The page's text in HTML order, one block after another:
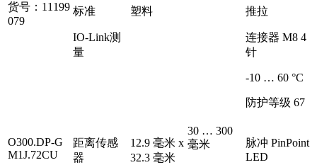
货号：11199
079
标准
IO-Link测
量
塑料 推拉
连接器 M8 4
针
-10 … 60 °C
防护等级 67
O300.DP-G
M1J.72CU
距离传感
器
12.9 毫米 x
32.3 毫米
30 … 300
毫米
脉冲 PinPoint
LED